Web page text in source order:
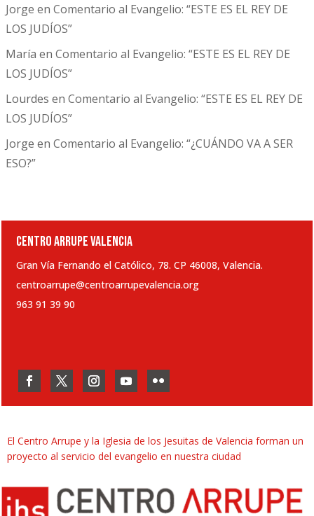
Jorge en Comentario al Evangelio: “ESTE ES EL REY DE
LOS JUDÍOS”
María en Comentario al Evangelio: “ESTE ES EL REY DE
LOS JUDÍOS”
Lourdes en Comentario al Evangelio: “ESTE ES EL REY DE
LOS JUDÍOS”
Jorge en Comentario al Evangelio: “¿CUÁNDO VA A SER
ESO?”
CENTRO ARRUPE VALENCIA
Gran Vía Fernando el Católico, 78. CP 46008, Valencia.
centroarrupe@centroarrupevalencia.org
963 91 39 90
El Centro Arrupe y la Iglesia de los Jesuitas de Valencia forman un
proyecto al servicio del evangelio en nuestra ciudad